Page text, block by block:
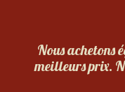
Nous achetons
meilleurs prix.